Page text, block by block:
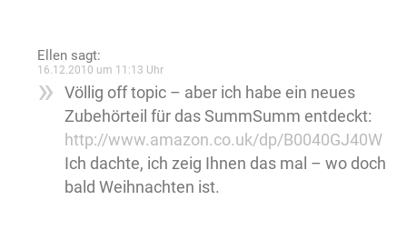
Ellen sagt:
16.12.2010 um 11:13 Uhr
Völlig off topic – aber ich habe ein neues
Zubehörteil für das SummSumm entdeckt:
http://www.amazon.co.uk/dp/B0040GJ40W
Ich dachte, ich zeig Ihnen das mal – wo doch
bald Weihnachten ist.